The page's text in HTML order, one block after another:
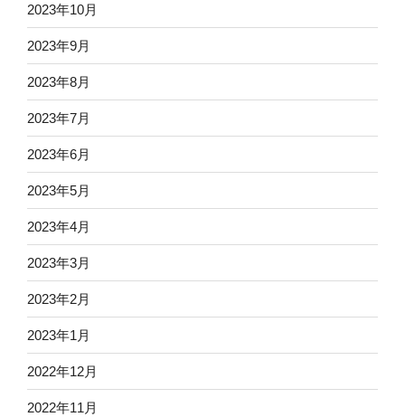
2023年10月
2023年9月
2023年8月
2023年7月
2023年6月
2023年5月
2023年4月
2023年3月
2023年2月
2023年1月
2022年12月
2022年11月